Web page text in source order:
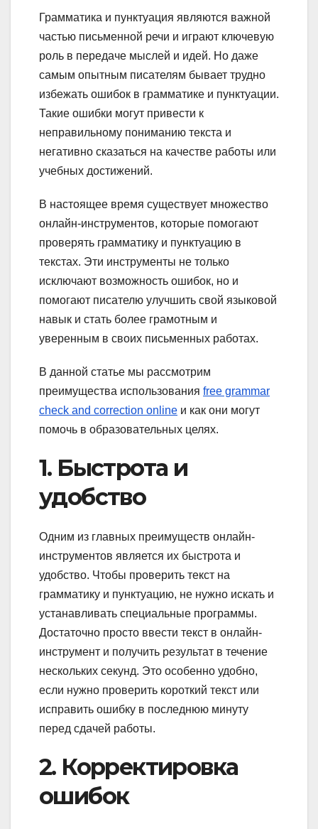
Грамматика и пунктуация являются важной
частью письменной речи и играют ключевую
роль в передаче мыслей и идей. Но даже
самым опытным писателям бывает трудно
избежать ошибок в грамматике и пунктуации.
Такие ошибки могут привести к
неправильному пониманию текста и
негативно сказаться на качестве работы или
учебных достижений.
В настоящее время существует множество
онлайн-инструментов, которые помогают
проверять грамматику и пунктуацию в
текстах. Эти инструменты не только
исключают возможность ошибок, но и
помогают писателю улучшить свой языковой
навык и стать более грамотным и
уверенным в своих письменных работах.
В данной статье мы рассмотрим
преимущества использования free grammar
check and correction online и как они могут
помочь в образовательных целях.
1. Быстрота и
удобство
Одним из главных преимуществ онлайн-
инструментов является их быстрота и
удобство. Чтобы проверить текст на
грамматику и пунктуацию, не нужно искать и
устанавливать специальные программы.
Достаточно просто ввести текст в онлайн-
инструмент и получить результат в течение
нескольких секунд. Это особенно удобно,
если нужно проверить короткий текст или
исправить ошибку в последнюю минуту
перед сдачей работы.
2. Корректировка
ошибок